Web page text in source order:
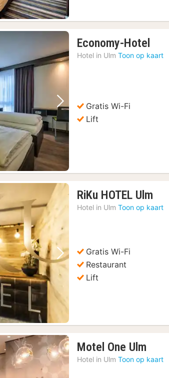
Volgende foto
Economy-Hotel
nacht
Hotel in Ulm Toon op kaart
Gratis Wi-Fi
Lift
Volgende foto
RiKu HOTEL Ulm
Hotel in Ulm Toon op kaart
Gratis Wi-Fi
Restaurant
Lift
Motel One Ulm
nacht
Hotel in Ulm Toon op kaart